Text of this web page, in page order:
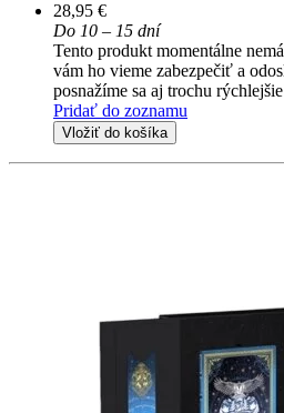
28,95 €
Do 10 – 15 dní
Tento produkt momentálne
vám ho vieme zabezpečiť a
posnažíme sa aj trochu
Pridať do zoznamu
Vložiť do košíka